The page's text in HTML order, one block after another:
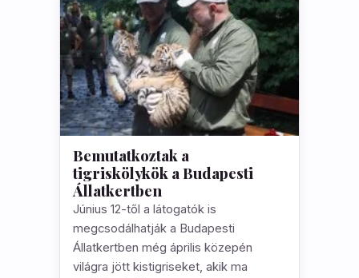
Bemutatkoztak a
tigriskölykök a Budapesti
Állatkertben
Június 12-től a látogatók is
megcsodálhatják a Budapesti
Állatkertben még április közepén
világra jött kistigriseket, akik ma